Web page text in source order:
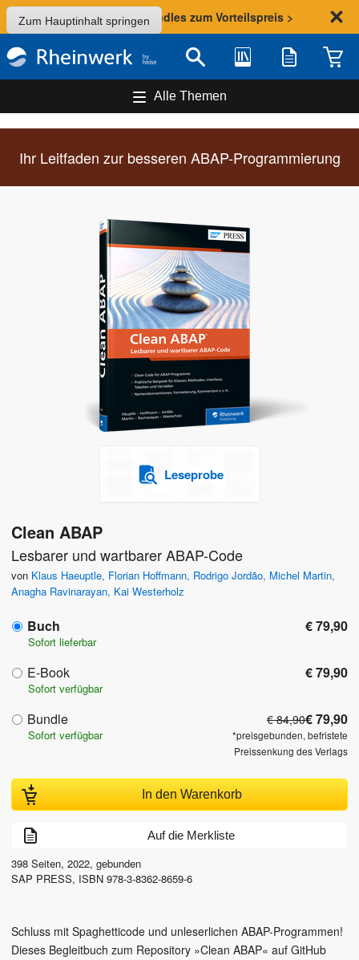
Zum Hauptinhalt springen
Sommer-Aktion: Bundles zum Vorteilspreis >
Suche Bibliothek Merkliste
Alle Themen
Ihr Leitfaden zur besseren ABAP-Programmierung
Leseprobe
Clean ABAP
Lesbarer und wartbarer ABAP-Code
von Klaus Haeuptle, Florian Hoffmann, Rodrigo Jordão, Michel Martin,
Anagha Ravinarayan, Kai Westerholz
Buch € 79,90
Sofort lieferbar
E-Book € 79,90
Sofort verfügbar
Bundle € 84,90€ 79,90
*preisgebunden, befristete
Preissenkung des Verlags
Sofort verfügbar
In den Warenkorb
Auf die Merkliste
398 Seiten, 2022, gebunden
SAP PRESS, ISBN 978-3-8362-8659-6
Schluss mit Spaghetticode und unleserlichen ABAP-Programmen!
Dieses Begleitbuch zum Repository »Clean ABAP« auf GitHub